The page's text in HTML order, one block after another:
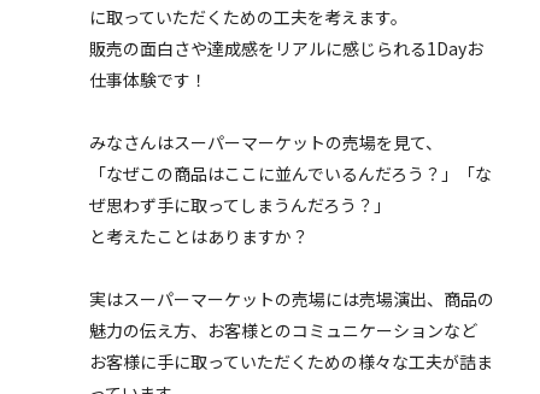
に取っていただくための工夫を考えます。
販売の面白さや達成感をリアルに感じられる1Dayお
仕事体験です！
みなさんはスーパーマーケットの売場を見て、
「なぜこの商品はここに並んでいるんだろう？」「な
ぜ思わず手に取ってしまうんだろう？」
と考えたことはありますか？
実はスーパーマーケットの売場には売場演出、商品の
魅力の伝え方、お客様とのコミュニケーションなど
お客様に手に取っていただくための様々な工夫が詰ま